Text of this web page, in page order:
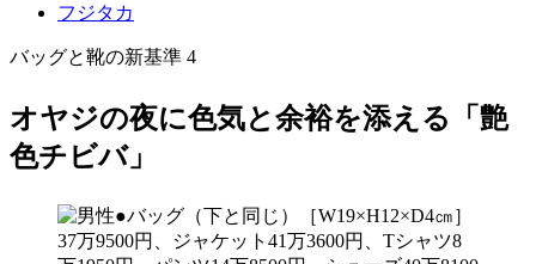
フジタカ
バッグと靴の新基準 4
オヤジの夜に色気と余裕を添える「艶
色チビバ」